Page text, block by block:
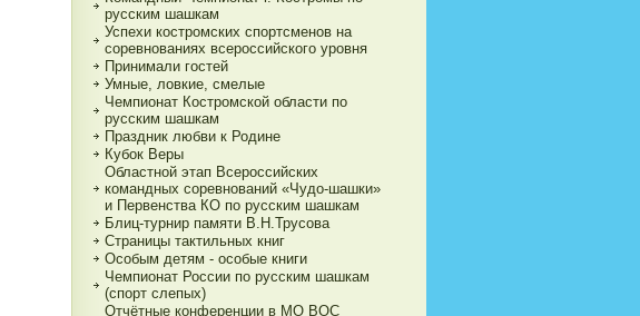
русским шашкам
Успехи костромских спортсменов на
соревнованиях всероссийского уровня
Принимали гостей
Умные, ловкие, смелые
Чемпионат Костромской области по
русским шашкам
Праздник любви к Родине
Кубок Веры
Областной этап Всероссийских
командных соревнований «Чудо-шашки»
и Первенства КО по русским шашкам
Блиц-турнир памяти В.Н.Трусова
Страницы тактильных книг
Особым детям - особые книги
Чемпионат России по русским шашкам
(спорт слепых)
Отчётные конференции в МО ВОС